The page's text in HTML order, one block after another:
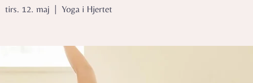
tirs. 12. maj Yoga i Hjertet